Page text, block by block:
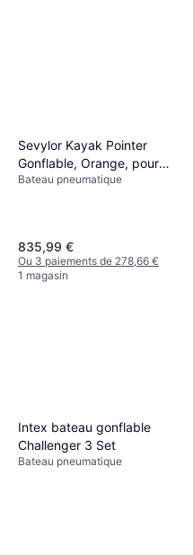
Sevylor Kayak Pointer
Gonflable, Orange, pour
Adulte Idéal pour les
Bateau pneumatique
835,99 €
Ou 3 paiements de 278,66 €
1 magasin
Intex bateau gonflable
Challenger 3 Set
Bateau pneumatique